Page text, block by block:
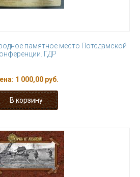
памятное место Потсдамской
ГДР
1 000,00 руб.